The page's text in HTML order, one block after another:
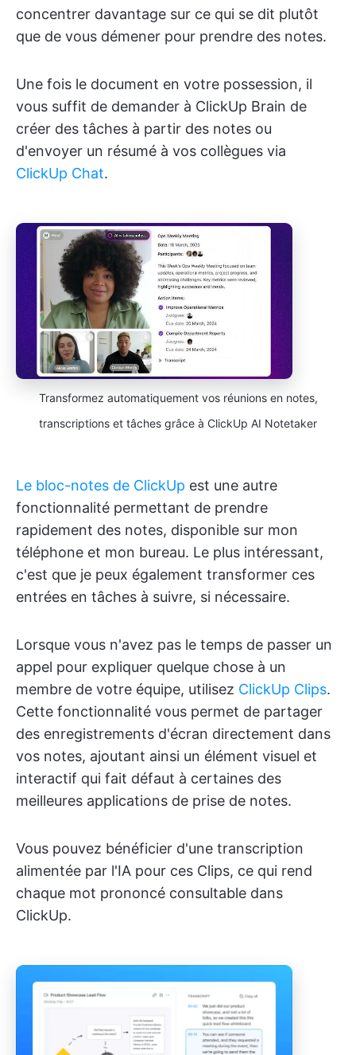
concentrer davantage sur ce qui se dit plutôt
que de vous démener pour prendre des notes.
Une fois le document en votre possession, il
vous suffit de demander à ClickUp Brain de
créer des tâches à partir des notes ou
d'envoyer un résumé à vos collègues via
ClickUp Chat.
Transformez automatiquement vos réunions en notes,
transcriptions et tâches grâce à ClickUp AI Notetaker
Le bloc-notes de ClickUp est une autre
fonctionnalité permettant de prendre
rapidement des notes, disponible sur mon
téléphone et mon bureau. Le plus intéressant,
c'est que je peux également transformer ces
entrées en tâches à suivre, si nécessaire.
Lorsque vous n'avez pas le temps de passer un
appel pour expliquer quelque chose à un
membre de votre équipe, utilisez ClickUp Clips.
Cette fonctionnalité vous permet de partager
des enregistrements d'écran directement dans
vos notes, ajoutant ainsi un élément visuel et
interactif qui fait défaut à certaines des
meilleures applications de prise de notes.
Vous pouvez bénéficier d'une transcription
alimentée par l'IA pour ces Clips, ce qui rend
chaque mot prononcé consultable dans
ClickUp.